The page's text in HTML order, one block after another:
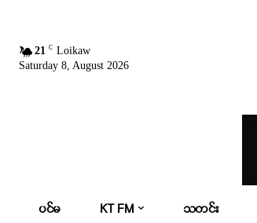
21 C Loikaw
Saturday 8, August 2026
ပင်မ KT FM သတင်း